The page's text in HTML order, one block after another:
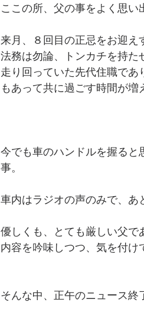
ここの所、父の事をよく思い
来月、８回目の正忌をお迎え
法務は勿論、トンカチを持た
走り回っていた先代住職で
もあって共に過ごす時間が増
今でも車のハンドルを握る
事。
車内はラジオの声のみで、あ
優しくも、とても厳しい父で
内容を吟味しつつ、気を付け
そんな中、正午のニュース終